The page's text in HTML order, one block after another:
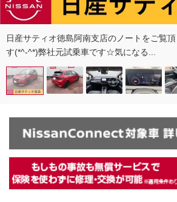
日産サティオ徳島阿南支店のノートをご覧
す(*^-^*)弊社元試乗車です☆気になる...